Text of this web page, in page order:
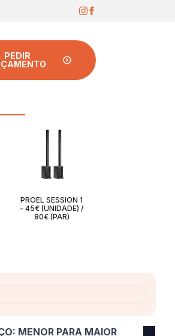
PEDIR
PROEL SESSION 1
– 45€ (UNIDADE) /
80€ (PAR)